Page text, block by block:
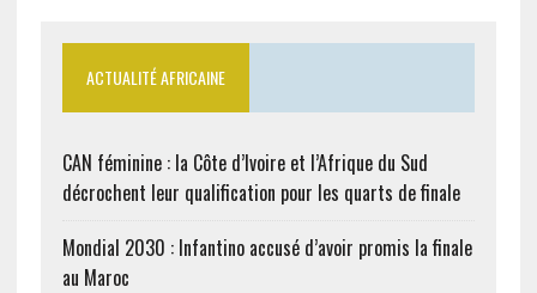
ACTUALITÉ AFRICAINE
CAN féminine : la Côte d’Ivoire et l’Afrique du Sud
décrochent leur qualification pour les quarts de finale
Mondial 2030 : Infantino accusé d’avoir promis la finale
au Maroc